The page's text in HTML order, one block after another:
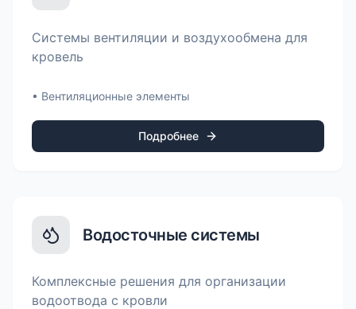
Системы вентиляции и воздухообмена для
кровель
• Вентиляционные элементы
Подробнее
Водосточные системы
Комплексные решения для организации
водоотвода с кровли